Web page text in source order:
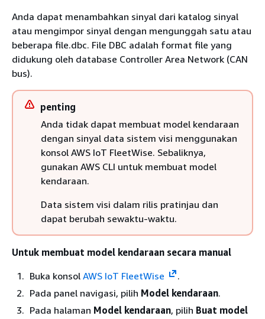
Anda dapat menambahkan sinyal dari katalog sinyal
atau mengimpor sinyal dengan mengunggah satu atau
beberapa file.dbc. File DBC adalah format file yang
didukung oleh database Controller Area Network (CAN
bus).
penting
Anda tidak dapat membuat model kendaraan
dengan sinyal data sistem visi menggunakan
konsol AWS IoT FleetWise. Sebaliknya,
gunakan AWS CLI untuk membuat model
kendaraan.
Data sistem visi dalam rilis pratinjau dan
dapat berubah sewaktu-waktu.
Untuk membuat model kendaraan secara manual
Buka konsol AWS IoT FleetWise
.
Pada panel navigasi, pilih Model kendaraan.
Pada halaman Model kendaraan, pilih Buat model